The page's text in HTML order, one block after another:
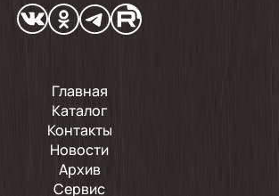
Главная
Каталог
Контакты
Новости
Архив
Сервис